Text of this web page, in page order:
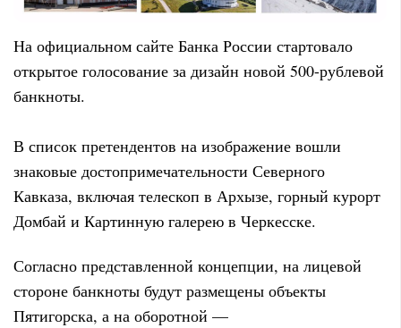
На официальном сайте Банка России стартовало
открытое голосование за дизайн новой 500-рублевой
банкноты.
В список претендентов на изображение вошли
знаковые достопримечательности Северного
Кавказа, включая телескоп в Архызе, горный курорт
Домбай и Картинную галерею в Черкесске.
Согласно представленной концепции, на лицевой
стороне банкноты будут размещены объекты
Пятигорска, а на оборотной —